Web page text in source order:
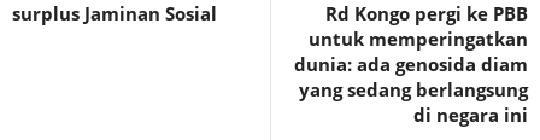
surplus Jaminan Sosial
Rd Kongo pergi ke PBB
untuk memperingatkan
dunia: ada genosida diam
yang sedang berlangsung
di negara ini